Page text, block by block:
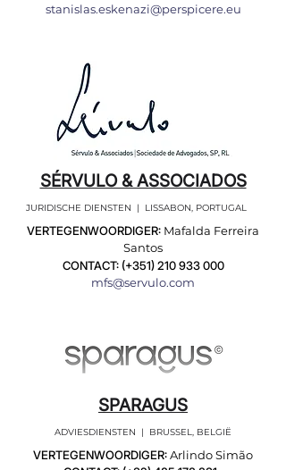
stanislas.eskenazi@perspicere.eu
SÉRVULO & ASSOCIADOS
JURIDISCHE DIENSTEN | LISSABON, PORTUGAL
VERTEGENWOORDIGER: Mafalda Ferreira
Santos
CONTACT: (+351)210 933 000
mfs@servulo.com
SPARAGUS
ADVIESDIENSTEN | BRUSSEL, BELGIË
VERTEGENWOORDIGER:Arlindo Simão